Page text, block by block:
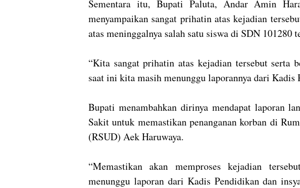
Sementara itu, Bupati Paluta, Andar Amin
menyampaikan sangat prihatin atas kejadian
atas meninggalnya salah satu siswa di SDN 101280
“Kita sangat prihatin atas kejadian tersebut serta
saat ini kita masih menunggu laporannya dari Kadis
Bupati menambahkan dirinya mendapat laporan
Sakit untuk memastikan penanganan korban di
(RSUD) Aek Haruwaya.
“Memastikan akan memproses kejadian
menunggu laporan dari Kadis Pendidikan dan